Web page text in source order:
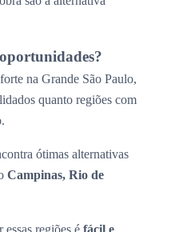
na Grande São Paulo,
quanto regiões com
ótimas alternativas
Campinas, Rio de
regiões é fácil e